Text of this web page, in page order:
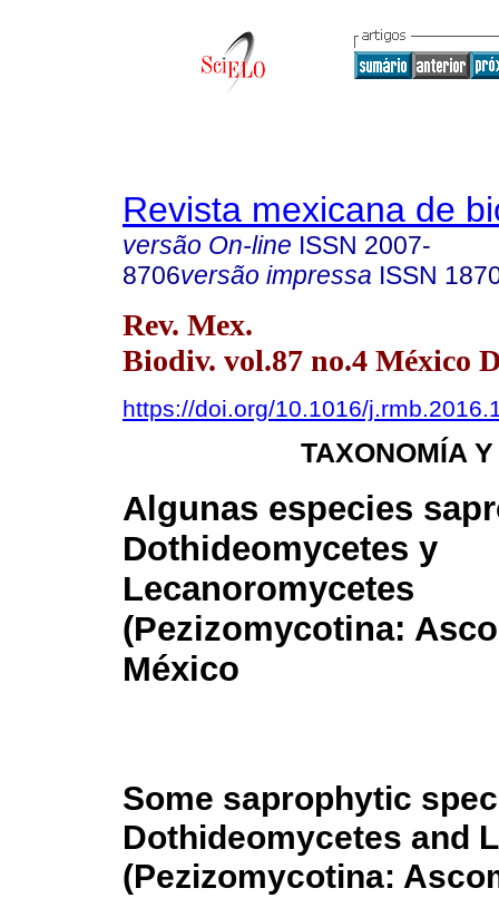
Revista mexicana de
versão On-line ISSN 2007-
8706versão impressa ISSN
Rev. Mex.
Biodiv. vol.87 no.4 México
https://doi.org/10.1016/
TAXONOMÍA
Algunas especies
Dothideomycetes y
Lecanoromycetes
(Pezizomycotina:
México
Some saprophytic
Dothideomycetes and
(Pezizomycotina: